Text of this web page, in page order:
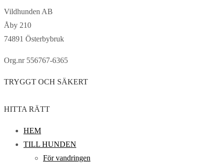
Vildhunden AB
Åby 210
74891 Österbybruk
Org.nr 556767-6365
TRYGGT OCH SÄKERT
HITTA RÄTT
HEM
TILL HUNDEN
För vandringen